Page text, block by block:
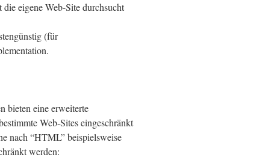
eigene Web-Site durchsucht
(für
bieten eine erweiterte
Web-Sites eingeschränkt
nach “HTML” beispielsweise
werden: